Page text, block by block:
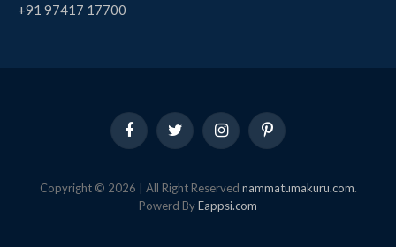
+91 97417 17700
FacebookTwitter InstagramPinterest
Copyright © 2026 | All Right Reserved nammatumakuru.com.
Powerd ByEappsi.com